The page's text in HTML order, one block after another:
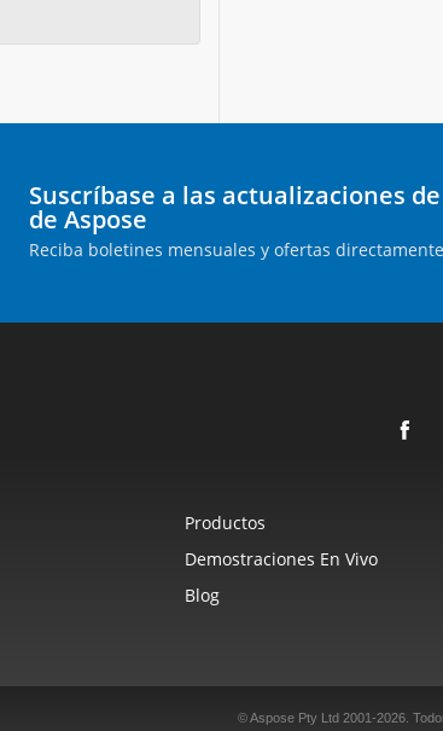
Suscríbase a las actualizaciones
de Aspose
Reciba boletines mensuales y ofertas
Productos
Demostraciones En Vivo
Blog
© Aspose Pty Ltd 2001-2026.